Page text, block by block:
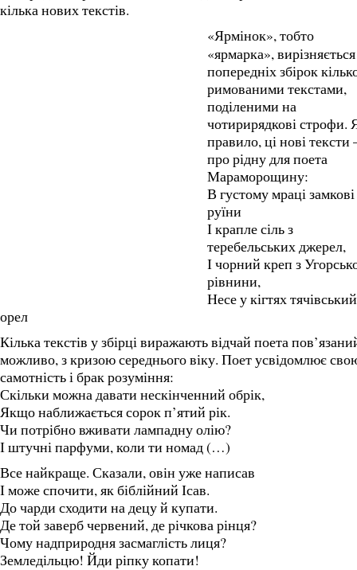
кілька нових текстів.
«Ярмінок», тобто
«ярмарка»,
попередніх збірок
римованими текстами,
поділеними на
чотирирядкові строфи.
правило, ці нові
про рідну для поета
Мараморощину:
В густому мраці замкові
руїни
І крапле сіль з
теребельських джерел,
І чорний креп з
рівнини,
Несе у кігтях тячівський
орел
Кілька текстів у збірці виражають відчай поета
можливо, з кризою середнього віку. Поет усвідомлює
самотність і брак розуміння:
Скільки можна давати нескінченний обрік,
Якщо наближається сорок п’ятий рік.
Чи потрібно вживати лампадну олію?
І штучні парфуми, коли ти номад (…)
Все найкраще. Сказали, овін уже написав
І може спочити, як біблійний Ісав.
До чарди сходити на децу й купати.
Де той заверб червений, де річкова рінця?
Чому надприродня засмаглість лиця?
Земледільцю! Йди ріпку копати!